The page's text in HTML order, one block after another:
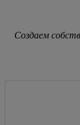
Создаем